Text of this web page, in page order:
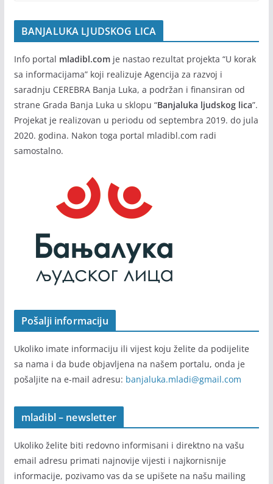
BANJALUKA LJUDSKOG LICA
Info portal mladibl.comje nastao rezultat projekta “U korak
sa informacijama” koji realizuje Agencija za razvoj i
saradnju CEREBRA Banja Luka, a podržan i finansiran od
strane Grada Banja Luka u sklopu “Banjaluka ljudskog lica”.
Projekat je realizovan u periodu od septembra 2019. do jula
2020. godina. Nakon toga portal mladibl.com radi
samostalno.
Pošalji informaciju
Ukoliko imate informaciju ili vijest koju želite da podijelite
sa nama i da bude objavljena na našem portalu, onda je
pošaljite na e-mail adresu: banjaluka.mladi@gmail.com
mladibl – newsletter
Ukoliko želite biti redovno informisani i direktno na vašu
email adresu primati najnovije vijesti i najkornisnije
informacije, pozivamo vas da se upišete na našu mailing